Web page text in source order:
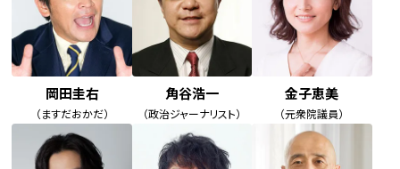
岡田圭右
（ますだおかだ）
角谷浩一
（政治ジャーナリスト）
金子恵美
（元衆院議員）